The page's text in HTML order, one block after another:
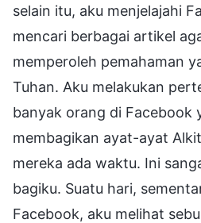
selain itu, aku menjelajahi
mencari berbagai artikel
memperoleh pemahaman
Tuhan. Aku melakukan
banyak orang di Facebook
membagikan ayat-ayat
mereka ada waktu. Ini
bagiku. Suatu hari,
Facebook, aku melihat